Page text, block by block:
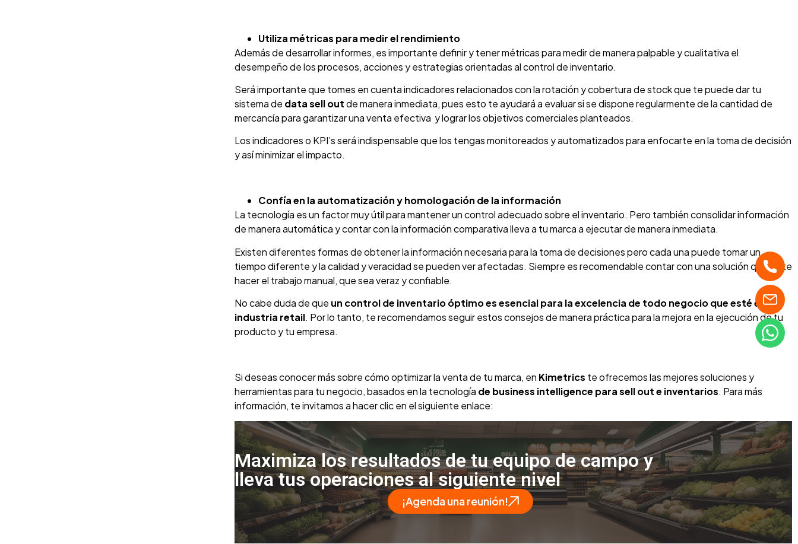
Utiliza métricas para medir el rendimiento
Además de desarrollar informes, es importante definir y tener métricas para medir de manera palpable y cualitativa el
desempeño de los procesos, acciones y estrategias orientadas al control de inventario.
Será importante que tomes en cuenta indicadores relacionados con la rotación y cobertura de stock que te puede dar tu
sistema de data sell outde manera inmediata, pues esto te ayudará a evaluar si se dispone regularmente de la cantidad de
mercancía para garantizar una venta efectiva y lograr los objetivos comerciales planteados.
Los indicadores o KPI’s será indispensable que los tengas monitoreados y automatizados para enfocarte en la toma de decisión
y así minimizar el impacto.
Confía en la automatización y homologación de la información
La tecnología es un factor muy útil para mantener un control adecuado sobre el inventario. Pero también consolidar información
de manera automática y contar con la información comparativa lleva a tu marca a ejecutar de manera inmediata.
Existen diferentes formas de obtener la información necesaria para la toma de decisiones pero cada una puede tomar un
tiempo diferente y la calidad y veracidad se pueden ver afectadas. Siempre es recomendable contar con una solución que evite
hacer el trabajo manual, que sea veraz y confiable.
No cabe duda de que un control de inventario óptimo es esencial para la excelencia de todo negocio que esté en la
industria retail. Por lo tanto, te recomendamos seguir estos consejos de manera práctica para la mejora en la ejecución de tu
producto y tu empresa.
Si deseas conocer más sobre cómo optimizar la venta de tu marca, en Kimetrics te ofrecemos las mejores soluciones y
herramientas para tu negocio, basados en la tecnología de business intelligence para sell out e inventarios. Para más
información, te invitamos a hacer clic en el siguiente enlace:
Maximiza los resultados de tu equipo de campo y
lleva tus operaciones al siguiente nivel
¡Agenda una reunión!